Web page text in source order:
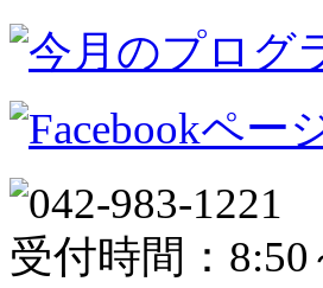
受付時間：8:50